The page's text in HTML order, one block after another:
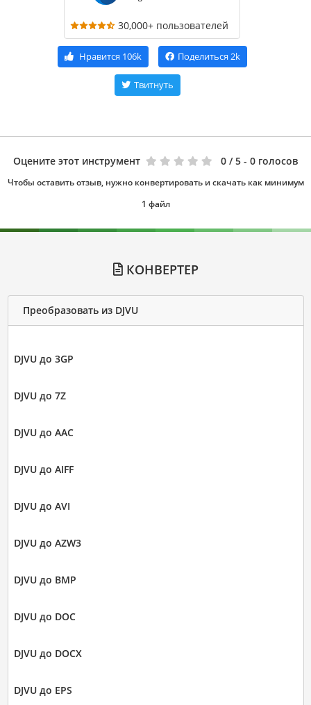
30,000+ пользователей
Нравится 106k Поделиться 2k
Твитнуть
Оцените этот инструмент 0 / 5 - 0 голосов
Чтобы оставить отзыв, нужно конвертировать и скачать как минимум
1 файл
КОНВЕРТЕР
Преобразовать из DJVU
DJVU до 3GP
DJVU до 7Z
DJVU до AAC
DJVU до AIFF
DJVU до AVI
DJVU до AZW3
DJVU до BMP
DJVU до DOC
DJVU до DOCX
DJVU до EPS